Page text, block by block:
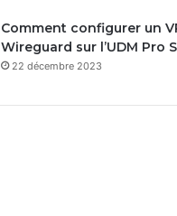
Comment configurer un
Wireguard sur l’UDM Pro
22 décembre 2023